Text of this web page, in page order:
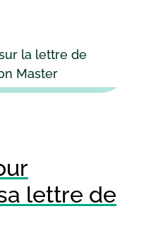
la lettre de
Master
lettre de